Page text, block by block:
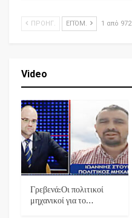
ΠΡΟΗΓ. ΕΠΌΜ. 1 από 972
Video
Γρεβενά:Οι πολιτικοί
μηχανικοί για το…